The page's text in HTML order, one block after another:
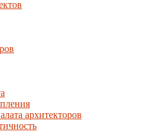
архитекторов